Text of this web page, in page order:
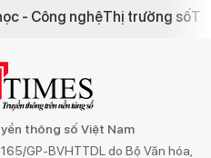
- Công nghệThị trường số
thông số Việt Nam
GP-BVHTTDL do Bộ Văn hóa,